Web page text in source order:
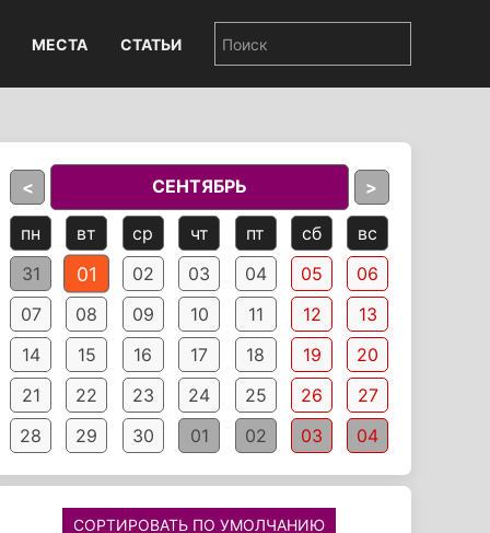
МЕСТА СТАТЬИ
< СЕНТЯБРЬ >
пн вт ср чт пт сб
вс
31
01 02 03 04 05
06
07
08 09 10 11 12
13
14
15 16 17 18 19
20
21
22 23 24 25 26
27
28
29 30 01 02 03 04
СОРТИРОВАТЬ ПО УМОЛЧАНИЮ